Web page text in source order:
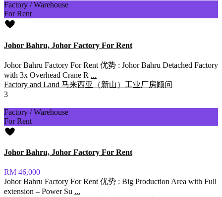
Factory / Warehouse
For Rent
Johor Bahru, Johor Factory For Rent
Johor Bahru Factory For Rent 优势 : Johor Bahru Detached Factory
with 3x Overhead Crane R ...
Factory and Land 马来西亚（新山）工业厂房顾问
3
Factory / Warehouse
For Rent
Johor Bahru, Johor Factory For Rent
RM 46,000
Johor Bahru Factory For Rent 优势 : Big Production Area with Full
extension – Power Su ...